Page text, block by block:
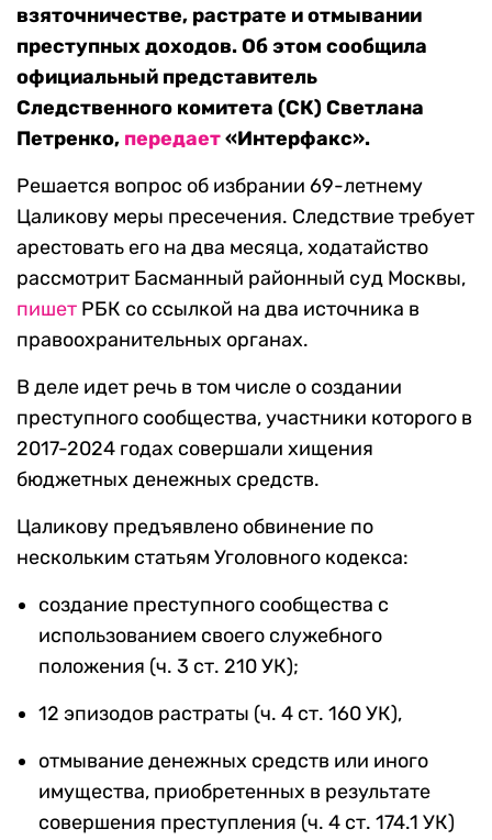
взяточничестве, растрате и отмывании
преступных доходов. Об этом сообщила
официальный представитель
Следственного комитета (СК) Светлана
Петренко, передает«Интерфакс».
Решается вопрос об избрании 69-летнему
Цаликову меры пресечения. Следствие требует
арестовать его на два месяца, ходатайство
рассмотрит Басманный районный суд Москвы,
пишет РБК со ссылкой на два источника в
правоохранительных органах.
В деле идет речь в том числе о создании
преступного сообщества, участники которого в
2017-2024 годах совершали хищения
бюджетных денежных средств.
Цаликову предъявлено обвинение по
нескольким статьям Уголовного кодекса:
создание преступного сообщества с
использованием своего служебного
положения (ч. 3 ст. 210 УК);
12 эпизодов растраты (ч. 4 ст. 160 УК),
отмывание денежных средств или иного
имущества, приобретенных в результате
совершения преступления (ч. 4 ст. 174.1 УК)